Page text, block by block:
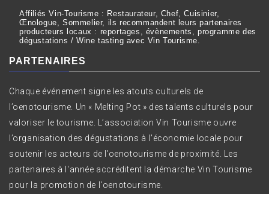
Affiliés Vin-Tourisme : Restaurateur, Chef, Cuisinier,
Œnologue, Sommelier, ils recommandent leurs partenaires
producteurs locaux : reportages, évènements, programme des
dégustations / Wine tasting avec Vin Tourisme.
PARTENAIRES
Chaque événement signe les atouts culturels de
l’oenotourisme. Un « Melting Pot » des talents culturels pour
valoriser le tourisme. L’association Vin Tourisme ouvre
l’organisation des dégustations à l’économie locale pour
soutenir les acteurs de l’oenotourisme de proximité. Les
partenaires à l'année accréditent la démarche Vin Tourisme
pour la promotion de l'oenotourisme.